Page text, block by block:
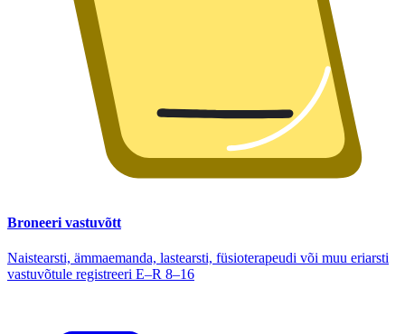
Broneeri vastuvõtt
Naistearsti, ämmaemanda, lastearsti, füsioterapeudi või muu eriarsti
vastuvõtule registreeri E–R 8–16